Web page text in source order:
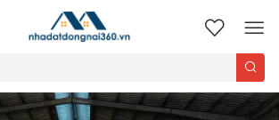
nhadatdongnai360.vn